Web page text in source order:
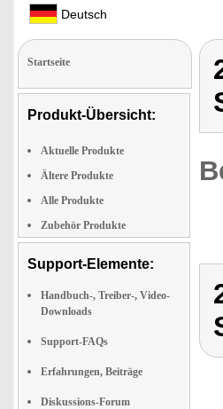
Deutsch
Startseite
Produkt-Übersicht:
Aktuelle Produkte
Ältere Produkte
Alle Produkte
Zubehör Produkte
Support-Elemente:
Handbuch-, Treiber-, Video-
Downloads
Support-FAQs
Erfahrungen, Beiträge
Diskussions-Forum